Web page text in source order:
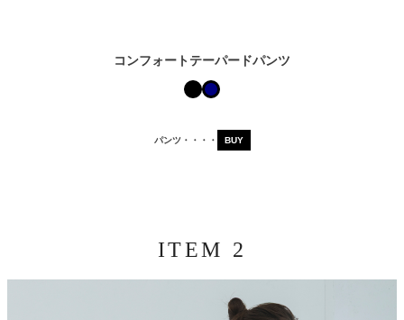
コンフォートテーパードパンツ
パンツ・・・・ BUY
ITEM 2